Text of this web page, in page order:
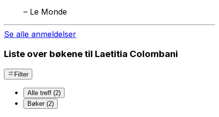
– Le Monde
Se alle anmeldelser
Liste over bøkene til Laetitia Colombani
Filter
Alle treff (2)
Bøker (2)